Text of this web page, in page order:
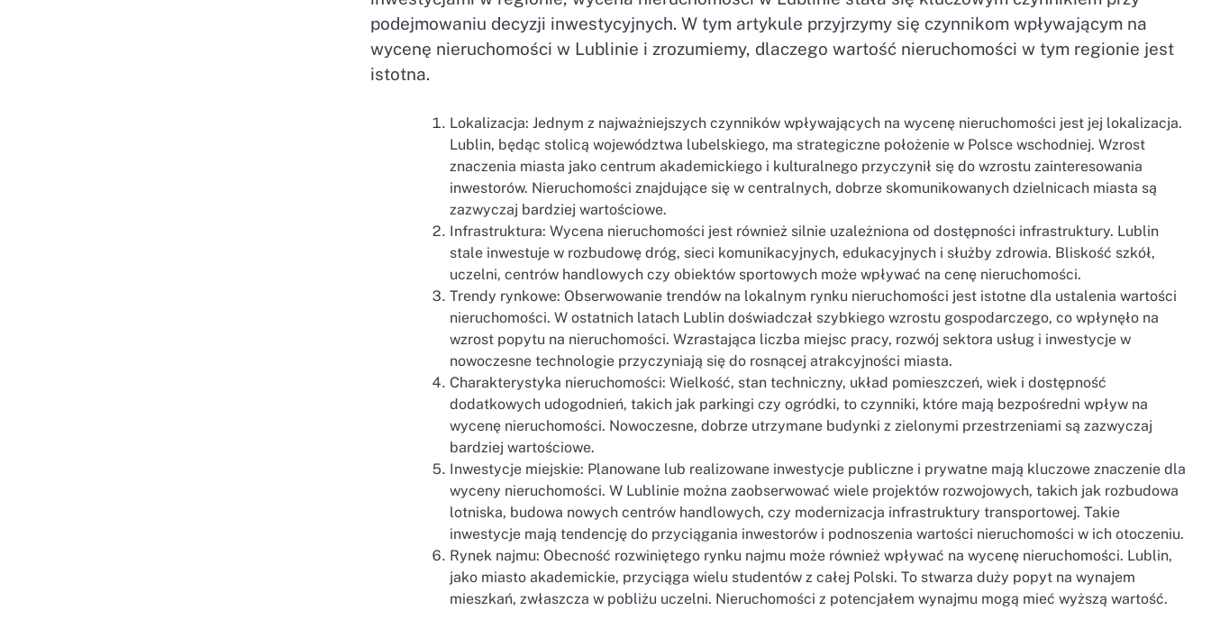
podejmowaniu decyzji inwestycyjnych. W tym artykule przyjrzymy się czynnikom wpływającym na
wycenę nieruchomości w Lublinie i zrozumiemy, dlaczego wartość nieruchomości w tym regionie jest
istotna.
Lokalizacja: Jednym z najważniejszych czynników wpływających na wycenę nieruchomości jest jej lokalizacja.
Lublin, będąc stolicą województwa lubelskiego, ma strategiczne położenie w Polsce wschodniej. Wzrost
znaczenia miasta jako centrum akademickiego i kulturalnego przyczynił się do wzrostu zainteresowania
inwestorów. Nieruchomości znajdujące się w centralnych, dobrze skomunikowanych dzielnicach miasta są
zazwyczaj bardziej wartościowe.
Infrastruktura: Wycena nieruchomości jest również silnie uzależniona od dostępności infrastruktury. Lublin
stale inwestuje w rozbudowę dróg, sieci komunikacyjnych, edukacyjnych i służby zdrowia. Bliskość szkół,
uczelni, centrów handlowych czy obiektów sportowych może wpływać na cenę nieruchomości.
Trendy rynkowe: Obserwowanie trendów na lokalnym rynku nieruchomości jest istotne dla ustalenia wartości
nieruchomości. W ostatnich latach Lublin doświadczał szybkiego wzrostu gospodarczego, co wpłynęło na
wzrost popytu na nieruchomości. Wzrastająca liczba miejsc pracy, rozwój sektora usług i inwestycje w
nowoczesne technologie przyczyniają się do rosnącej atrakcyjności miasta.
Charakterystyka nieruchomości: Wielkość, stan techniczny, układ pomieszczeń, wiek i dostępność
dodatkowych udogodnień, takich jak parkingi czy ogródki, to czynniki, które mają bezpośredni wpływ na
wycenę nieruchomości. Nowoczesne, dobrze utrzymane budynki z zielonymi przestrzeniami są zazwyczaj
bardziej wartościowe.
Inwestycje miejskie: Planowane lub realizowane inwestycje publiczne i prywatne mają kluczowe znaczenie dla
wyceny nieruchomości. W Lublinie można zaobserwować wiele projektów rozwojowych, takich jak rozbudowa
lotniska, budowa nowych centrów handlowych, czy modernizacja infrastruktury transportowej. Takie
inwestycje mają tendencję do przyciągania inwestorów i podnoszenia wartości nieruchomości w ich otoczeniu.
Rynek najmu: Obecność rozwiniętego rynku najmu może również wpływać na wycenę nieruchomości. Lublin,
jako miasto akademickie, przyciąga wielu studentów z całej Polski. To stwarza duży popyt na wynajem
mieszkań, zwłaszcza w pobliżu uczelni. Nieruchomości z potencjałem wynajmu mogą mieć wyższą wartość.